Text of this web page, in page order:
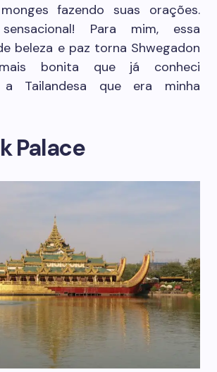
fazendo suas orações.
Para mim, essa
beleza e paz torna Shwegadon
bonita que já conheci
a Tailandesa que era minha
Palace